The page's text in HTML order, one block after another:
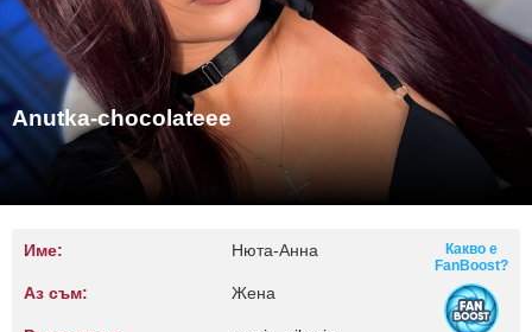
Anutka-chocolateee
Име: Нюта-Анна
Аз съм: Жена
Какво е
FanBoost?